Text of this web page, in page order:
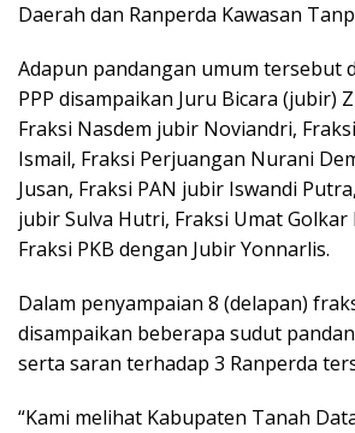
Daerah dan Ranperda Kawasan
Adapun pandangan umum tersebut
PPP disampaikan Juru Bicara (jubir)
Fraksi Nasdem jubir Noviandri,
Ismail, Fraksi Perjuangan Nurani
Jusan, Fraksi PAN jubir Iswandi
jubir Sulva Hutri, Fraksi Umat Golkar
Fraksi PKB dengan Jubir Yonnarlis.
Dalam penyampaian 8 (delapan)
disampaikan beberapa sudut
serta saran terhadap 3 Ranperda
“Kami melihat Kabupaten Tanah